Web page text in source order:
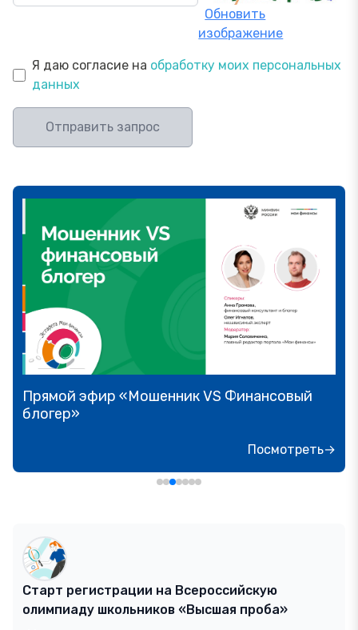
Обновить
изображение
Я даю согласие на обработку моих персональных
данных
Отправить запрос
Прямой эфир «Мошенник VS Финансовый
блогер»
Посмотреть→
Старт регистрации на Всероссийскую
олимпиаду школьников «Высшая проба»